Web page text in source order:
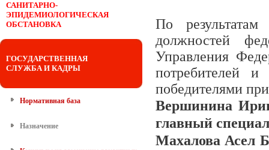
САНИТАРНО-
ЭПИДЕМИОЛОГИЧЕСКАЯ
ОБСТАНОВКА
ГОСУДАРСТВЕННАЯ
СЛУЖБА И КАДРЫ
Нормативная база
Назначение
По
должностей
Управления
потребителей и
победителями
Вершинина
главный
Махалова Асел